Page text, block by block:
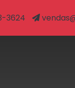
3624